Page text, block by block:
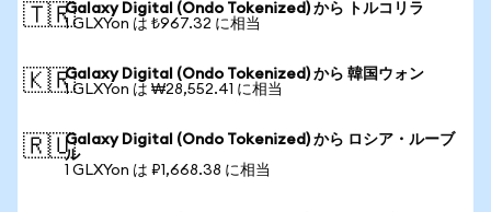
🇹🇷Galaxy Digital (Ondo Tokenized) から トルコリラ
1 GLXYon は ₺967.32 に相当
🇰🇷Galaxy Digital (Ondo Tokenized) から 韓国ウォン
1 GLXYon は ₩28,552.41 に相当
🇷🇺Galaxy Digital (Ondo Tokenized) から ロシア・ルーブ
ル
1 GLXYon は ₽1,668.38 に相当